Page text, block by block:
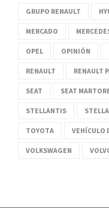
GRUPO RENAULT
MERCADO
OPEL OPINIÓN
RENAULT RENAULT
SEAT SEAT
STELLANTIS
TOYOTA VEHÍCULO
VOLKSWAGEN